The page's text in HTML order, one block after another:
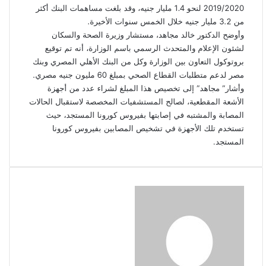
2019/2020 لنحو 1.4 مليار جنيه، وقد بلغت مساهمات البنك أكثر
من 3.2 مليار جنيه خلال الخمس سنوات الأخيرة.
وأوضح الدكتور خالد مجاهد، مستشار وزيرة الصحة والسكان
لشئون الإعلام والمتحدث الرسمي باسم الوزارة، أنه تم توقيع
بروتوكول التعاون بين الوزارة وكل من البنك الأهلي المصري وبنك
مصر لدعم متطلبات القطاع الصحي بمبلغ 60 مليون جنيه مصري.
وأشار” مجاهد” إلى تخصيص هذا المبلغ لشراء عدد من أجهزة
الأشعة المقطعية، لصالح المستشفيات المخصصة لاستقبال الحالات
المصابة والمشتبه في إصابتها بفيروس كورونا المستجد، حيث
تستخدم تلك الأجهزة في تشخيص المصابين بفيروس كورونا
المستجد.